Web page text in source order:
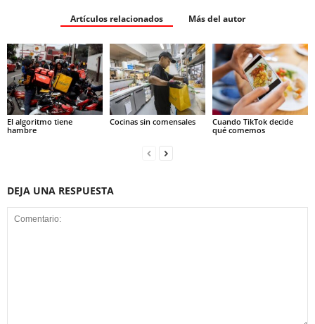
Artículos relacionados Más del autor
El algoritmo tiene
hambre
Cocinas sin comensales
Cuando TikTok decide
qué comemos
DEJA UNA RESPUESTA